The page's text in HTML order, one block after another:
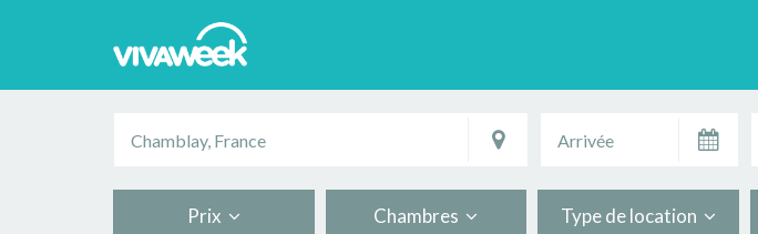
Prix Chambres Type de location